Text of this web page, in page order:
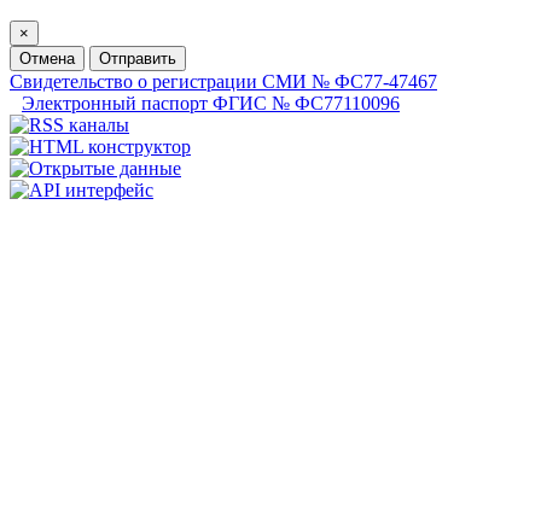
×
Отмена
Отправить
Свидетельство о регистрации СМИ № ФС77-47467
Электронный паспорт ФГИС № ФС77110096